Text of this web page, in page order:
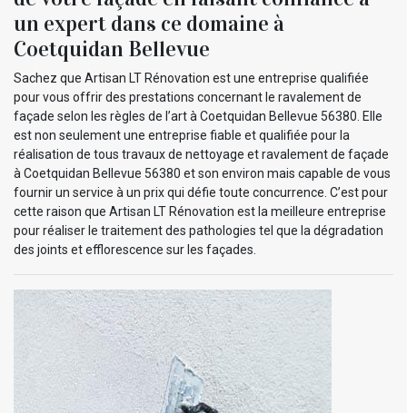
un expert dans ce domaine à
Coetquidan Bellevue
Sachez que Artisan LT Rénovation est une entreprise qualifiée
pour vous offrir des prestations concernant le ravalement de
façade selon les règles de l’art à Coetquidan Bellevue 56380. Elle
est non seulement une entreprise fiable et qualifiée pour la
réalisation de tous travaux de nettoyage et ravalement de façade
à Coetquidan Bellevue 56380 et son environ mais capable de vous
fournir un service à un prix qui défie toute concurrence. C’est pour
cette raison que Artisan LT Rénovation est la meilleure entreprise
pour réaliser le traitement des pathologies tel que la dégradation
des joints et efflorescence sur les façades.